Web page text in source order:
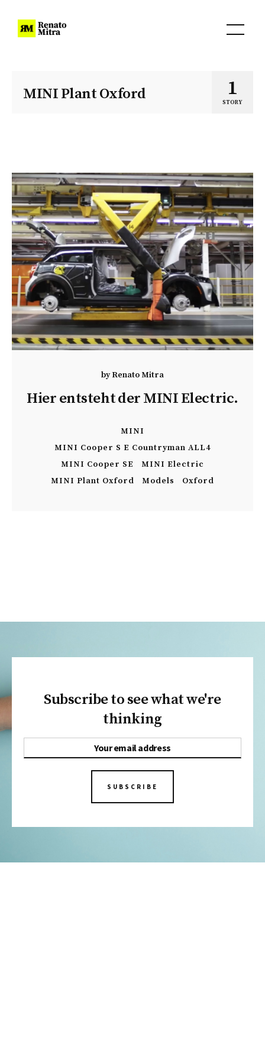
MINI Plant Oxford 1
STORY
byRenato Mitra
Hier entsteht der MINI Electric.
MINI
MINI Cooper S E Countryman ALL4
MINI Cooper SE
MINI Electric
MINI Plant Oxford
Models Oxford
Subscribe to see what we're
thinking
SUBSCRIBE